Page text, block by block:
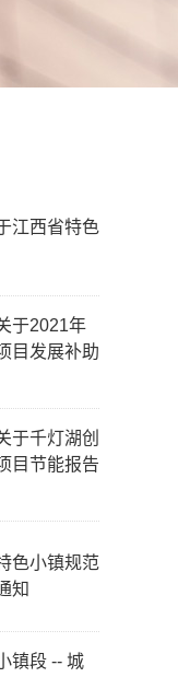
江西省特色
于2021年
目发展补助
于千灯湖创
目节能报告
色小镇规范
知
镇段 -- 城